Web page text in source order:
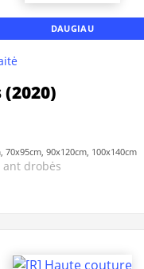
DAUGIAU
70x95cm, 90x120cm, 100x140cm
ant drobės